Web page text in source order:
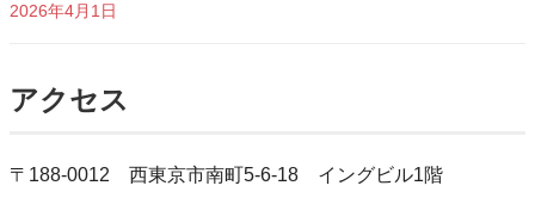
2026年4月1日
アクセス
〒188-0012 西東京市南町5-6-18 イングビル1階